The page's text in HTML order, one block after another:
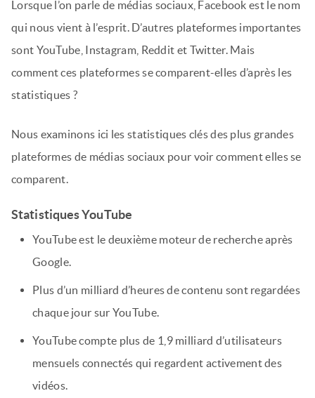
Lorsque l’on parle de médias sociaux, Facebook est le nom
qui nous vient à l’esprit. D’autres plateformes importantes
sont YouTube, Instagram, Reddit et Twitter. Mais
comment ces plateformes se comparent-elles d’après les
statistiques ?
Nous examinons ici les statistiques clés des plus grandes
plateformes de médias sociaux pour voir comment elles se
comparent.
Statistiques YouTube
YouTube est le deuxième moteur de recherche après
Google.
Plus d’un milliard d’heures de contenu sont regardées
chaque jour sur YouTube.
YouTube compte plus de 1,9 milliard d’utilisateurs
mensuels connectés qui regardent activement des
vidéos.